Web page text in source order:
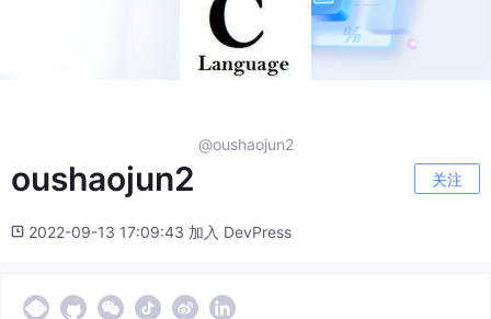
@oushaojun2
oushaojun2 关注
2022-09-13 17:09:43 加入 DevPress